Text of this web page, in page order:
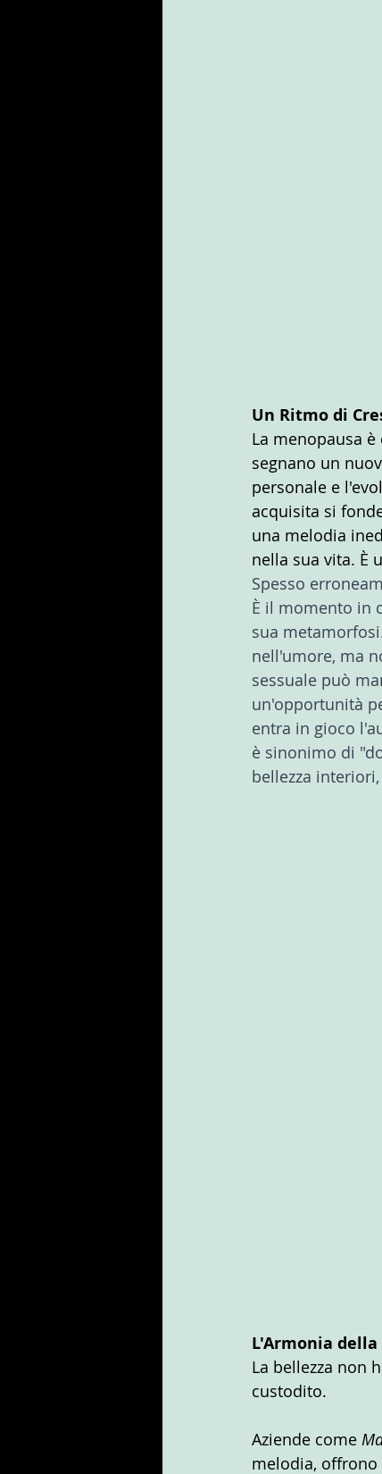
Un Ritmo di
La menopausa
segnano un
personale e
acquisita si
una melodia
nella sua vita. È
Spesso
È il momento in
sua
nell'umore, ma
sessuale può
un'opportunità
entra in gioco
è sinonimo di
bellezza
L'Armonia
La bellezza non
custodito.
Aziende come
melodia,